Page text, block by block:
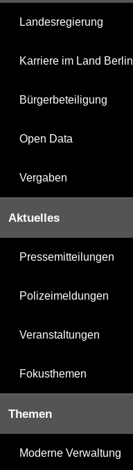
Landesregierung
Karriere im Land Berlin
Bürgerbeteiligung
Open Data
Vergaben
Aktuelles
Pressemitteilungen
Polizeimeldungen
Veranstaltungen
Fokusthemen
Themen
Moderne Verwaltung